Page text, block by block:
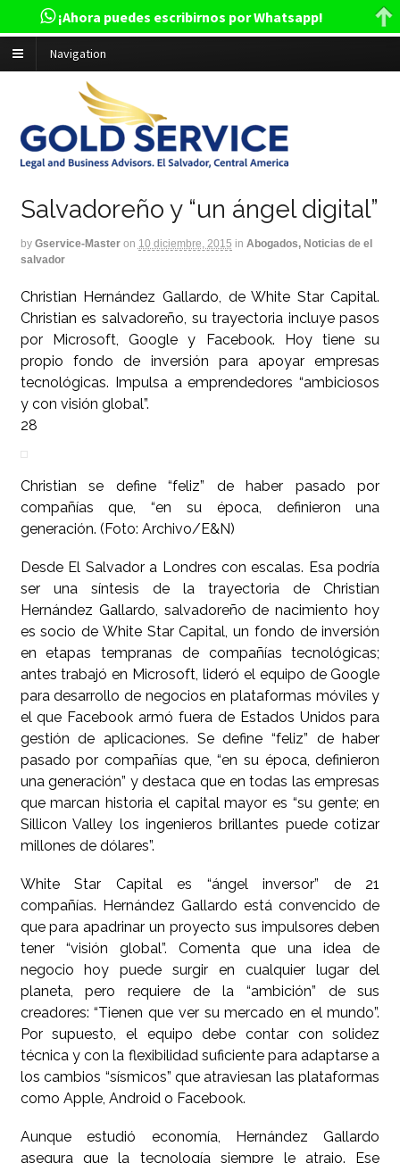
Navigation
Salvadoreño y “un ángel digital”
by Gservice-Master on 10 diciembre, 2015 in Abogados, Noticias de el
salvador
Christian Hernández Gallardo, de White Star Capital.
Christian es salvadoreño, su trayectoria incluye pasos
por Microsoft, Google y Facebook. Hoy tiene su
propio fondo de inversión para apoyar empresas
tecnológicas. Impulsa a emprendedores “ambiciosos
y con visión global”.
28
Christian se define “feliz” de haber pasado por
compañías que, “en su época, definieron una
generación. (Foto: Archivo/E&N)
Desde El Salvador a Londres con escalas. Esa podría
ser una síntesis de la trayectoria de Christian
Hernández Gallardo, salvadoreño de nacimiento hoy
es socio de White Star Capital, un fondo de inversión
en etapas tempranas de compañías tecnológicas;
antes trabajó en Microsoft, lideró el equipo de Google
para desarrollo de negocios en plataformas móviles y
el que Facebook armó fuera de Estados Unidos para
gestión de aplicaciones. Se define “feliz” de haber
pasado por compañías que, “en su época, definieron
una generación” y destaca que en todas las empresas
que marcan historia el capital mayor es “su gente; en
Sillicon Valley los ingenieros brillantes puede cotizar
millones de dólares”.
White Star Capital es “ángel inversor” de 21
compañías. Hernández Gallardo está convencido de
que para apadrinar un proyecto sus impulsores deben
tener “visión global”. Comenta que una idea de
negocio hoy puede surgir en cualquier lugar del
planeta, pero requiere de la “ambición” de sus
creadores: “Tienen que ver su mercado en el mundo”.
Por supuesto, el equipo debe contar con solidez
técnica y con la flexibilidad suficiente para adaptarse a
los cambios “sísmicos” que atraviesan las plataformas
como Apple, Android o Facebook.
Aunque estudió economía, Hernández Gallardo
asegura que la tecnología siempre le atrajo. Ese
¡Ahora puedes escribirnos por Whatsapp!